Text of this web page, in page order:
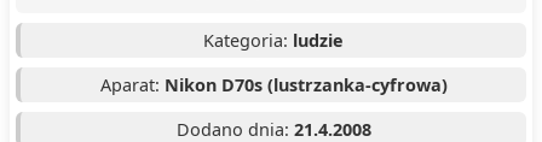
Kategoria: ludzie
Aparat: Nikon D70s (lustrzanka-cyfrowa)
Dodano dnia: 21.4.2008